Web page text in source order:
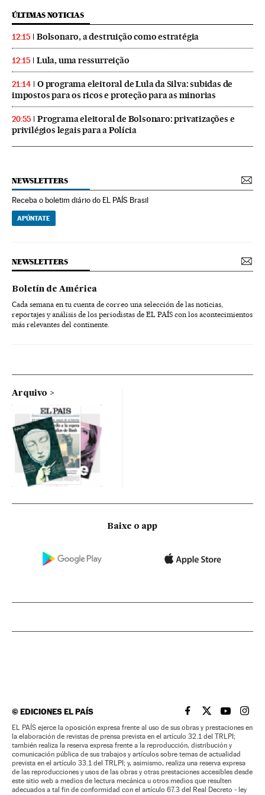
ÚLTIMAS NOTICIAS
12:15 Bolsonaro, a destruição como estratégia
12:15 Lula, uma ressurreição
21:14
O programa eleitoral de Lula da Silva: subidas de
impostos para os ricos e proteção para as minorias
20:55
Programa eleitoral de Bolsonaro: privatizações e
privilégios legais para a Polícia
NEWSLETTERS
Receba o boletim diário do EL PAÍS Brasil
APÚNTATE
NEWSLETTERS
Boletín de América
Cada semana en tu cuenta de correo una selección de las noticias,
reportajes y análisis de los periodistas de EL PAÍS con los acontecimientos
más relevantes del continente.
Arquivo
Baixe o app
©EDICIONES EL PAÍS EL PAÍS BRASIL EN
EL PAÍSEL PAÍS
EL
EL PAÍS ejerce la oposición expresa frente al uso de sus obras y prestaciones en
la elaboración de revistas de prensa prevista en el artículo 32.1 del TRLPI;
también realiza la reserva expresa frente a la reproducción, distribución y
comunicación pública de sus trabajos y artículos sobre temas de actualidad
prevista en el artículo 33.1 del TRLPI; y, asimismo, realiza una reserva expresa
de las reproducciones y usos de las obras y otras prestaciones accesibles desde
este sitio web a medios de lectura mecánica u otros medios que resulten
adecuados a tal fin de conformidad con el artículo 67.3 del Real Decreto - ley